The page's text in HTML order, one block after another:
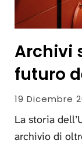
Archivi
futuro
19 Dicembre
La storia
archivio di